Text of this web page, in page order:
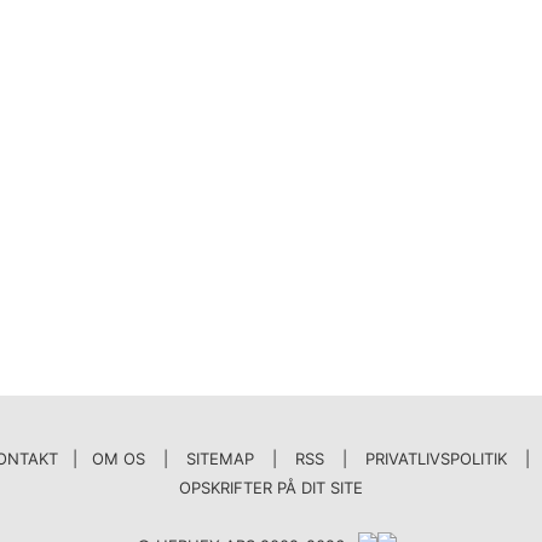
| OM OS SITEMAP RSS PRIVATLIVSPOLITIK
OPSKRIFTER PÅ DIT SITE